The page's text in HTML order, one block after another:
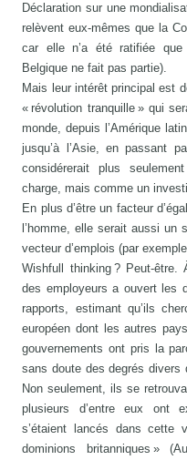
Déclaration sur une
relèvent eux-mêmes que la
car elle n’a été ratifiée
Belgique ne fait pas partie).
Mais leur intérêt principal est
« révolution tranquille » qui
monde, depuis l’Amérique
jusqu’à l’Asie, en passant
considérerait plus
charge, mais comme un
En plus d’être un facteur
l’homme, elle serait aussi un
vecteur d’emplois (par
Wishfull thinking ? Peut-être.
des employeurs a ouvert les
rapports, estimant qu’ils
européen dont les autres
gouvernements ont pris la
sans doute des degrés divers
Non seulement, ils se
plusieurs d’entre eux ont
s’étaient lancés dans cette
dominions britanniques »